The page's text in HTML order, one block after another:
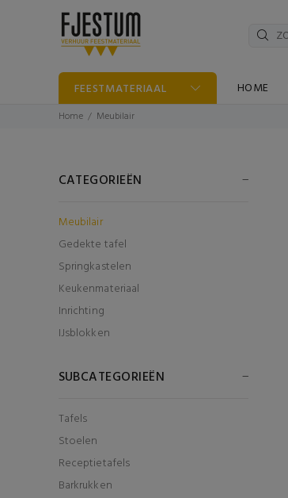
FEESTMATERIAAL HOME
Home Meubilair
CATEGORIEËN
Meubilair
Gedekte tafel
Springkastelen
Keukenmateriaal
Inrichting
IJsblokken
SUBCATEGORIEËN
Tafels
Stoelen
Receptietafels
Barkrukken